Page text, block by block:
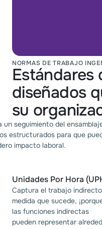
NORMAS DE TRABAJO
Estándares
diseñados
su
un seguimiento del
estructurados para que
impacto laboral.
Unidades Por Hora
Captura el trabajo
medida que sucede,
las funciones indirectas
pueden representar